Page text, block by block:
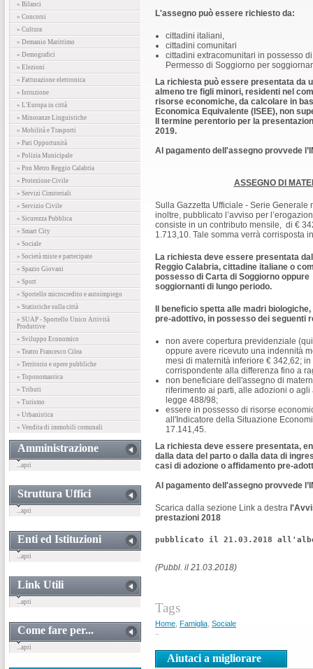
» Bilanci
» Concorsi
» Cultura
» Demanio Marittimo
» Demografici
» Elezioni
» Fatturazione elettronica
» Istruzione
» L'Europa in città
» Minoranze Linguistiche
» Mobilità e Trasporti
» Pari Opportunità
» Polizia Municipale
» Pon Metro Reggio Calabria
» Protezione Civile
» Servizi Cimiteriali
» Servizio Civile
» Sicurezza Pubblica
» Smart City
» Sociale
» Società miste e partecipate
» Spazio Giovani
» Sport
» Sportello microcredito e autoimpiego
» Statistiche sulla città
» SUAP - Sportello Unico Attività
Produttive
» Sviluppo Economico
» Teatro Francesco Cilea
» Territorio e opere pubbliche
» Toponomastica
» Tributi
» Turismo
» Urbanistica
» Vendita di immobili comunali
Amministrazione
...apri
Struttura Uffici
...apri
Enti ed Istituzioni
...apri
Link Utili
...apri
Come fare per...
...apri
L'assegno può essere richiesto da:
cittadini italiani,
cittadini comunitari
cittadini extracomunitari in possesso
Permesso di Soggiorno per
La richiesta può essere presentata da
almeno tre figli minori, residenti nel
risorse economiche, da calcolare in
Economica Equivalente (ISEE), non
Il termine perentorio per la
2019.
Al pagamento dell'assegno provvede
ASSEGNO DI
Sulla Gazzetta Ufficiale - Serie Generale
inoltre, pubblicato l’avviso per
consiste in un contributo mensile, di €
1.713,10. Tale somma verrà corrisposta
La richiesta deve essere presentata
Reggio Calabria, cittadine italiane o
possesso di Carta di Soggiorno
soggiornanti di lungo periodo.
Il beneficio spetta alle madri
pre-adottivo, in possesso dei seguenti
non avere copertura previdenziale
oppure avere ricevuto una indennità
mesi di maternità inferiore € 342,62;
corrispondente alla differenza fino a
non beneficiare dell'assegno di
riferimento ai parti, alle adozioni o
legge 488/98;
essere in possesso di risorse
all'Indicatore della Situazione
17.141,45.
La richiesta deve essere presentata,
dalla data del parto o dalla data di
casi di adozione o affidamento pre-
Al pagamento dell'assegno provvede
Scarica dalla sezione Link a destra
prestazioni 2018
pubblicato il 21.03.2018
(Pubbl. il 21.03.2018)
Tags
Home Famiglia Sociale
Aiutaci a migliorare